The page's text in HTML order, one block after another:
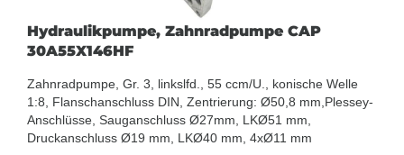
Hydraulikpumpe, Zahnradpumpe CAP
30A55X146HF
Zahnradpumpe, Gr. 3, linkslfd., 55 ccm/U., konische Welle
1:8, Flanschanschluss DIN, Zentrierung: Ø50,8 mm,Plessey-
Anschlüsse, Sauganschluss Ø27mm, LKØ51 mm,
Druckanschluss Ø19 mm, LKØ40 mm, 4xØ11 mm